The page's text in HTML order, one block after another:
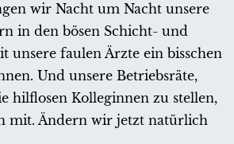
wir Nacht um Nacht unsere
in den bösen Schicht- und
unsere faulen Ärzte ein bisschen
Und unsere Betriebsräte,
hilflosen Kolleginnen zu stellen,
mit. Ändern wir jetzt natürlich